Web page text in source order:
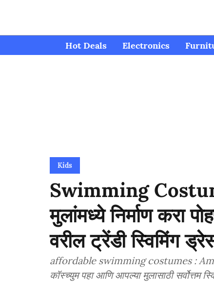
Hot Deals Electronics
Kids
Swimming
मुलांमध्ये निर्माण करा
वरील ट्रेंडी स्विमिंग
affordable swimming costumes :
कॉस्च्युम पहा आणि आपल्या मुलासाठी सर्वोत्तम